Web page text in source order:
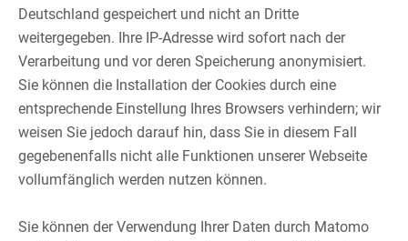
Deutschland gespeichert und nicht an Dritte
weitergegeben. Ihre IP-Adresse wird sofort nach der
Verarbeitung und vor deren Speicherung anonymisiert.​
Sie können die Installation der Cookies durch eine
entsprechende Einstellung Ihres Browsers verhindern; wir
weisen Sie jedoch darauf hin, dass Sie in diesem Fall
gegebenenfalls nicht alle Funktionen unserer Webseite
vollumfänglich werden nutzen können.​
Sie können der Verwendung Ihrer Daten durch Matomo